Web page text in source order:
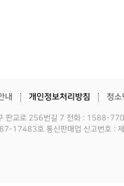
내 개인정보처리방침 청소
구 판교로 256번길 7 전화 :
17483호 통신판매업 신고번호 :